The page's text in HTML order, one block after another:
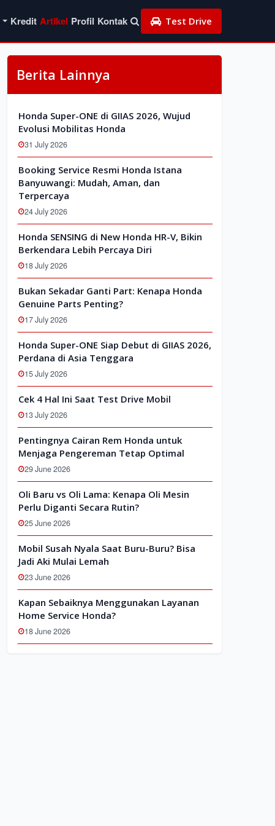
Kredit Artikel Profil Kontak Test Drive
Berita Lainnya
Honda Super-ONE di GIIAS 2026, Wujud
Evolusi Mobilitas Honda
31 July 2026
Booking Service Resmi Honda Istana
Banyuwangi: Mudah, Aman, dan
Terpercaya
24 July 2026
Honda SENSING di New Honda HR-V, Bikin
Berkendara Lebih Percaya Diri
18 July 2026
Bukan Sekadar Ganti Part: Kenapa Honda
Genuine Parts Penting?
17 July 2026
Honda Super-ONE Siap Debut di GIIAS 2026,
Perdana di Asia Tenggara
15 July 2026
Cek 4 Hal Ini Saat Test Drive Mobil
13 July 2026
Pentingnya Cairan Rem Honda untuk
Menjaga Pengereman Tetap Optimal
29 June 2026
Oli Baru vs Oli Lama: Kenapa Oli Mesin
Perlu Diganti Secara Rutin?
25 June 2026
Mobil Susah Nyala Saat Buru-Buru? Bisa
Jadi Aki Mulai Lemah
23 June 2026
Kapan Sebaiknya Menggunakan Layanan
Home Service Honda?
18 June 2026